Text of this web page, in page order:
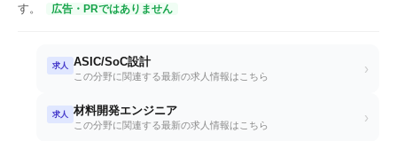
す。
広告・PRではありません
求人 ASIC/SoC設計
この分野に関連する最新の求人情報はこちら ›
求人 材料開発エンジニア
この分野に関連する最新の求人情報はこちら ›